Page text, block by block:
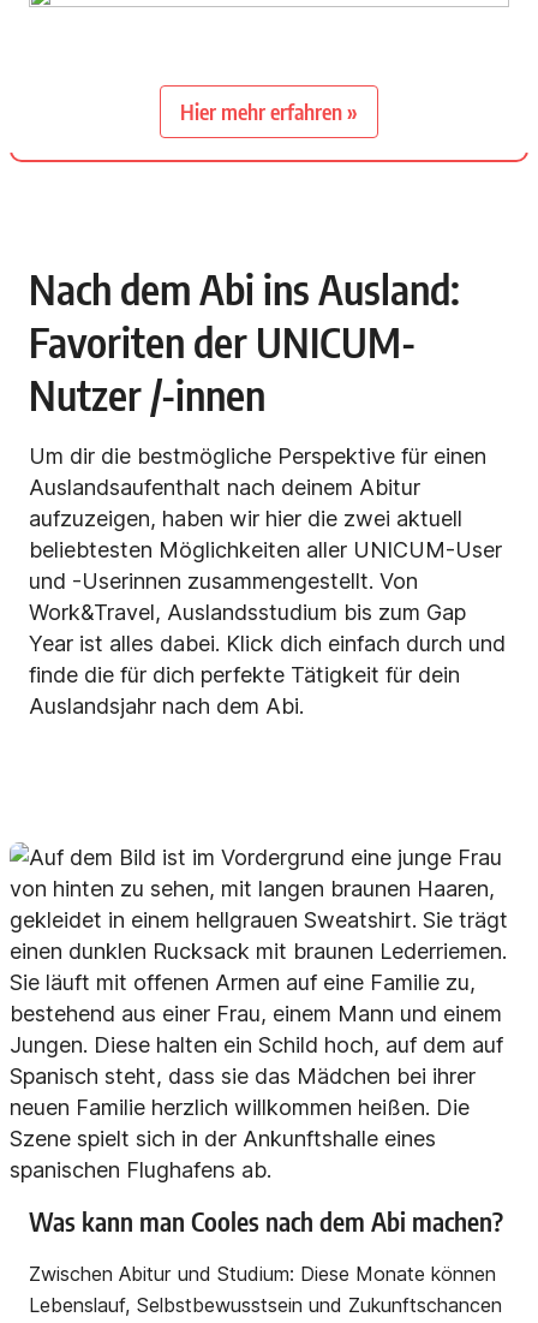
Hier mehr erfahren »
Nach dem Abi ins Ausland:
Favoriten der UNICUM-
Nutzer /-innen
Um dir die bestmögliche Perspektive für einen
Auslandsaufenthalt nach deinem Abitur
aufzuzeigen, haben wir hier die zwei aktuell
beliebtesten Möglichkeiten aller UNICUM-User
und -Userinnen zusammengestellt. Von
Work&Travel, Auslandsstudium bis zum Gap
Year ist alles dabei. Klick dich einfach durch und
finde die für dich perfekte Tätigkeit für dein
Auslandsjahr nach dem Abi.
Was kann man Cooles nach dem Abi machen?
Zwischen Abitur und Studium: Diese Monate können
Lebenslauf, Selbstbewusstsein und Zukunftschancen